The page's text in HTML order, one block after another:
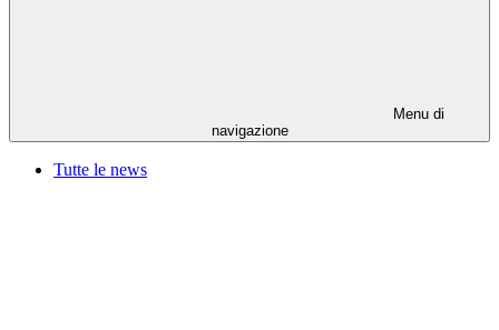
Menu di
navigazione
Tutte le news